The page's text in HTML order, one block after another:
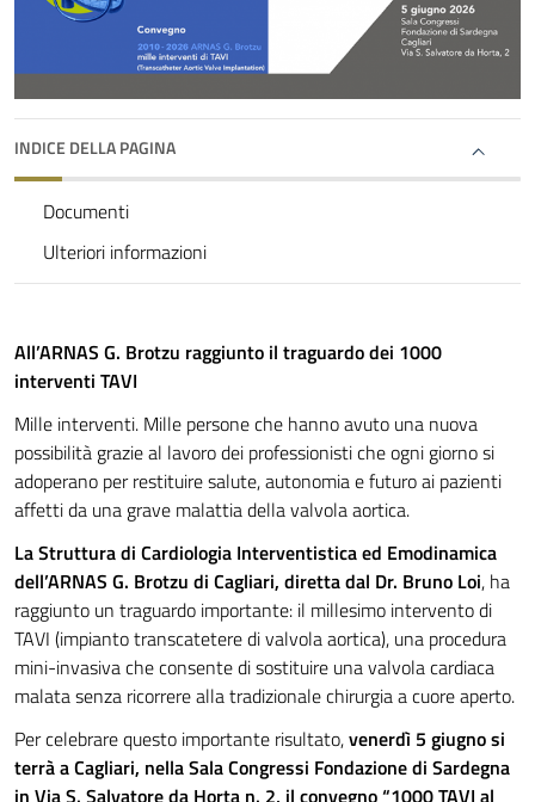
INDICE DELLA PAGINA
Documenti
Ulteriori informazioni
All’ARNAS G. Brotzu raggiunto il traguardo dei 1000
interventi TAVI
Mille interventi. Mille persone che hanno avuto una nuova
possibilità grazie al lavoro dei professionisti che ogni giorno si
adoperano per restituire salute, autonomia e futuro ai pazienti
affetti da una grave malattia della valvola aortica.
La Struttura di Cardiologia Interventistica ed Emodinamica
dell’ARNAS G. Brotzu di Cagliari, diretta dal Dr. Bruno Loi, ha
raggiunto un traguardo importante: il millesimo intervento di
TAVI (impianto transcatetere di valvola aortica), una procedura
mini-invasiva che consente di sostituire una valvola cardiaca
malata senza ricorrere alla tradizionale chirurgia a cuore aperto.
Per celebrare questo importante risultato,venerdì 5 giugno si
terrà a Cagliari, nella Sala Congressi Fondazione di Sardegna